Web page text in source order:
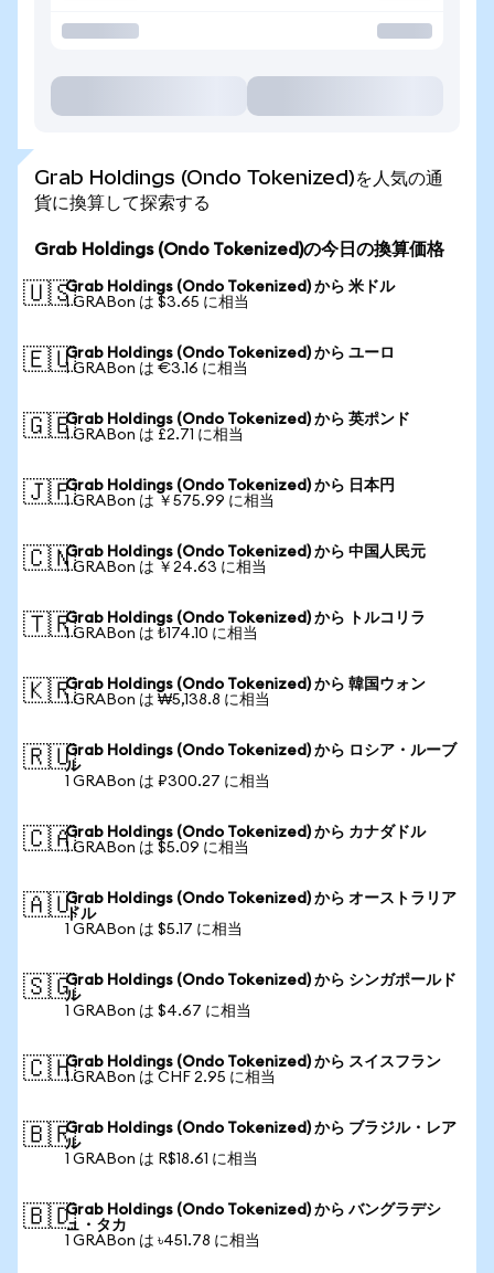
Grab Holdings (Ondo Tokenized)を人気の通
貨に換算して探索する
Grab Holdings (Ondo Tokenized)の今日の換算価格
🇺🇸Grab Holdings (Ondo Tokenized) から 米ドル
1 GRABon は $3.65 に相当
🇪🇺Grab Holdings (Ondo Tokenized) から ユーロ
1 GRABon は €3.16 に相当
🇬🇧Grab Holdings (Ondo Tokenized) から 英ポンド
1 GRABon は £2.71 に相当
🇯🇵Grab Holdings (Ondo Tokenized) から 日本円
1 GRABon は ￥575.99 に相当
🇨🇳Grab Holdings (Ondo Tokenized) から 中国人民元
1 GRABon は ￥24.63 に相当
🇹🇷Grab Holdings (Ondo Tokenized) から トルコリラ
1 GRABon は ₺174.10 に相当
🇰🇷Grab Holdings (Ondo Tokenized) から 韓国ウォン
1 GRABon は ₩5,138.8 に相当
🇷🇺Grab Holdings (Ondo Tokenized) から ロシア・ルーブ
ル
1 GRABon は ₽300.27 に相当
🇨🇦Grab Holdings (Ondo Tokenized) から カナダドル
1 GRABon は $5.09 に相当
🇦🇺Grab Holdings (Ondo Tokenized) から オーストラリア
ドル
1 GRABon は $5.17 に相当
🇸🇬Grab Holdings (Ondo Tokenized) から シンガポールド
ル
1 GRABon は $4.67 に相当
🇨🇭Grab Holdings (Ondo Tokenized) から スイスフラン
1 GRABon は CHF 2.95 に相当
🇧🇷Grab Holdings (Ondo Tokenized) から ブラジル・レア
ル
1 GRABon は R$18.61 に相当
🇧🇩Grab Holdings (Ondo Tokenized) から バングラデシ
ュ・タカ
1 GRABon は ৳451.78 に相当